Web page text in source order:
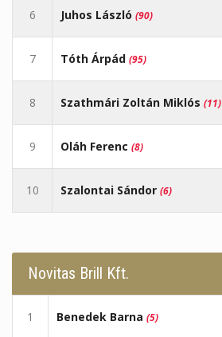
6 Juhos László (90)
7 Tóth Árpád (95)
8 Szathmári Zoltán Miklós (11)
9 Oláh Ferenc (8)
10 Szalontai Sándor (6)
Novitas Brill Kft.
1 Benedek Barna (5)